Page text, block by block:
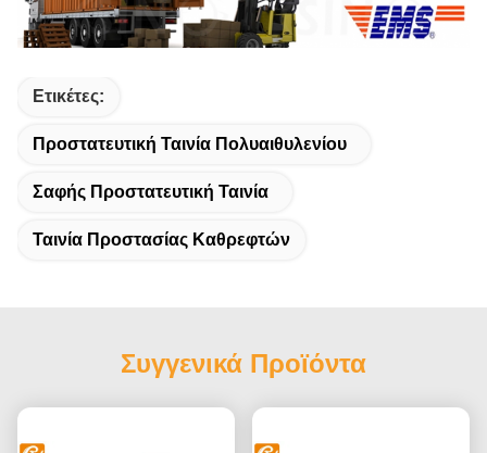
Ετικέτες:
Προστατευτική Ταινία Πολυαιθυλενίου
Σαφής Προστατευτική Ταινία
Ταινία Προστασίας Καθρεφτών
Συγγενικά Προϊόντα